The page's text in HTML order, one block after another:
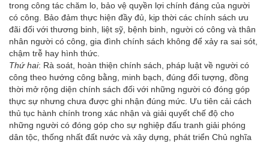
trong công tác chăm lo, bảo vệ quyền lợi chính đáng của người
có công. Bảo đảm thực hiện đầy đủ, kịp thời các chính sách ưu
đãi đối với thương binh, liệt sỹ, bệnh binh, người có công và thân
nhân người có công, gia đình chính sách không để xảy ra sai sót,
chậm trễ hay hình thức.
Thứ hai: Rà soát, hoàn thiện chính sách, pháp luật về người có
công theo hướng công bằng, minh bạch, đúng đối tượng, đồng
thời mở rộng diện chính sách đối với những người có đóng góp
thực sự nhưng chưa được ghi nhận đúng mức. Ưu tiên cải cách
thủ tục hành chính trong xác nhận và giải quyết chế độ cho
những người có đóng góp cho sự nghiệp đấu tranh giải phóng
dân tộc, thống nhất đất nước và xây dựng, phát triển Chủ nghĩa